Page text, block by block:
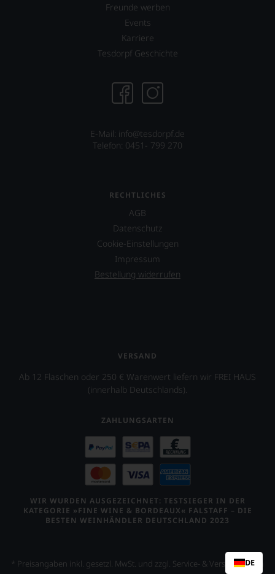
Freunde werben
Events
Karriere
Tesdorpf Geschichte
E-Mail: info@tesdorpf.de
Telefon: 0451- 799 270
RECHTLICHES
AGB
Datenschutz
Cookie-Einstellungen
Impressum
Bestellung widerrufen
VERSAND
Ab 12 Flaschen oder 250 € Warenwert liefern wir FREI HAUS
(innerhalb Deutschlands).
ZAHLUNGSARTEN
WIR WURDEN AUSGEZEICHNET: TESTSIEGER IN DER
KATEGORIE »FINE WINE & BORDEAUX« FALSTAFF – DIE
BESTEN WEINHÄNDLER DEUTSCHLAND 2023
* Preisangaben inkl. gesetzl. MwSt. und zzgl. Service- & Versandkosten
DE